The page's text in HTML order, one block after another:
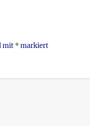
mit *markiert